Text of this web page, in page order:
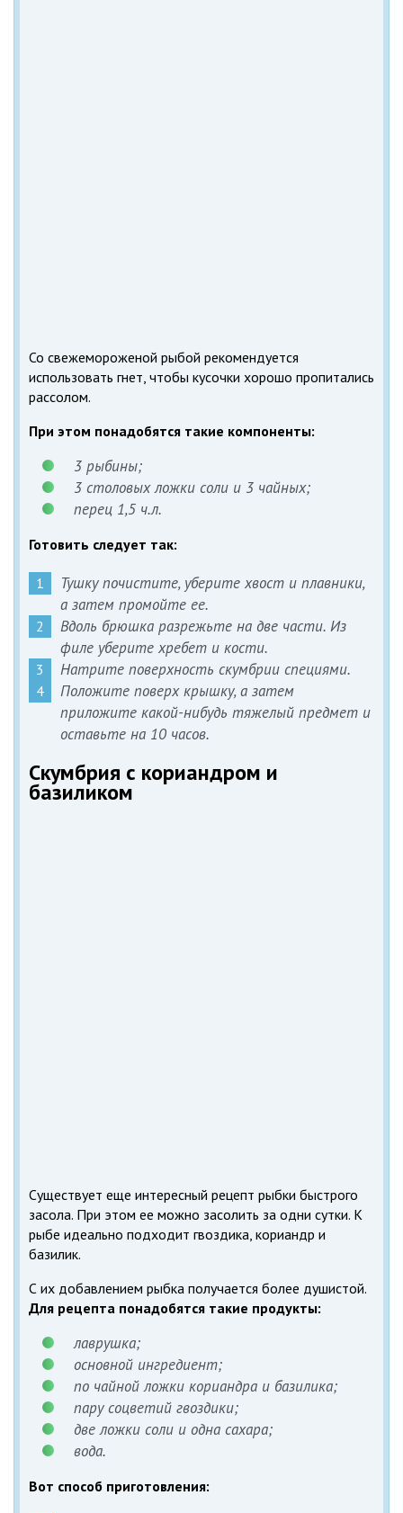
Со свежемороженой рыбой рекомендуется
использовать гнет, чтобы кусочки хорошо пропитались
рассолом.
При этом понадобятся такие компоненты:
3 рыбины;
3 столовых ложки соли и 3 чайных;
перец 1,5 ч.л.
Готовить следует так:
Тушку почистите, уберите хвост и плавники,
а затем промойте ее.
Вдоль брюшка разрежьте на две части. Из
филе уберите хребет и кости.
Натрите поверхность скумбрии специями.
Положите поверх крышку, а затем
приложите какой-нибудь тяжелый предмет и
оставьте на 10 часов.
Скумбрия с кориандром и
базиликом
Существует еще интересный рецепт рыбки быстрого
засола. При этом ее можно засолить за одни сутки. К
рыбе идеально подходит гвоздика, кориандр и
базилик.
С их добавлением рыбка получается более душистой.
Для рецепта понадобятся такие продукты:
лаврушка;
основной ингредиент;
по чайной ложки кориандра и базилика;
пару соцветий гвоздики;
две ложки соли и одна сахара;
вода.
Вот способ приготовления: